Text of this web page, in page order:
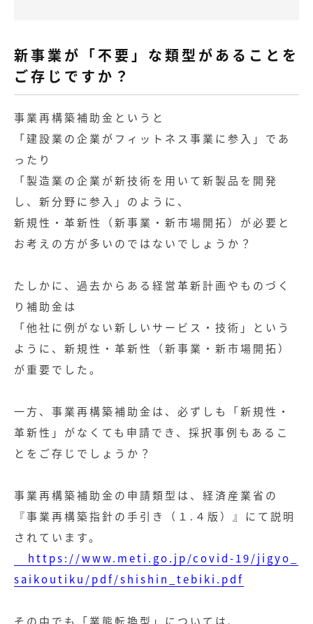
新事業が「不要」な類型があることを
ご存じですか？
事業再構築補助金というと
「建設業の企業がフィットネス事業に参入」であ
ったり
「製造業の企業が新技術を用いて新製品を開発
し、新分野に参入」のように、
新規性・革新性（新事業・新市場開拓）が必要と
お考えの方が多いのではないでしょうか？
たしかに、過去からある経営革新計画やものづく
り補助金は
「他社に例がない新しいサービス・技術」という
ように、新規性・革新性（新事業・新市場開拓）
が重要でした。
一方、事業再構築補助金は、必ずしも「新規性・
革新性」がなくても申請でき、採択事例もあるこ
とをご存じでしょうか？
事業再構築補助金の申請類型は、経済産業省の
『事業再構築指針の手引き（１.４版）』にて説明
されています。
https://www.meti.go.jp/covid-19/jigyo_
saikoutiku/pdf/shishin_tebiki.pdf
その中でも「業態転換型」については、